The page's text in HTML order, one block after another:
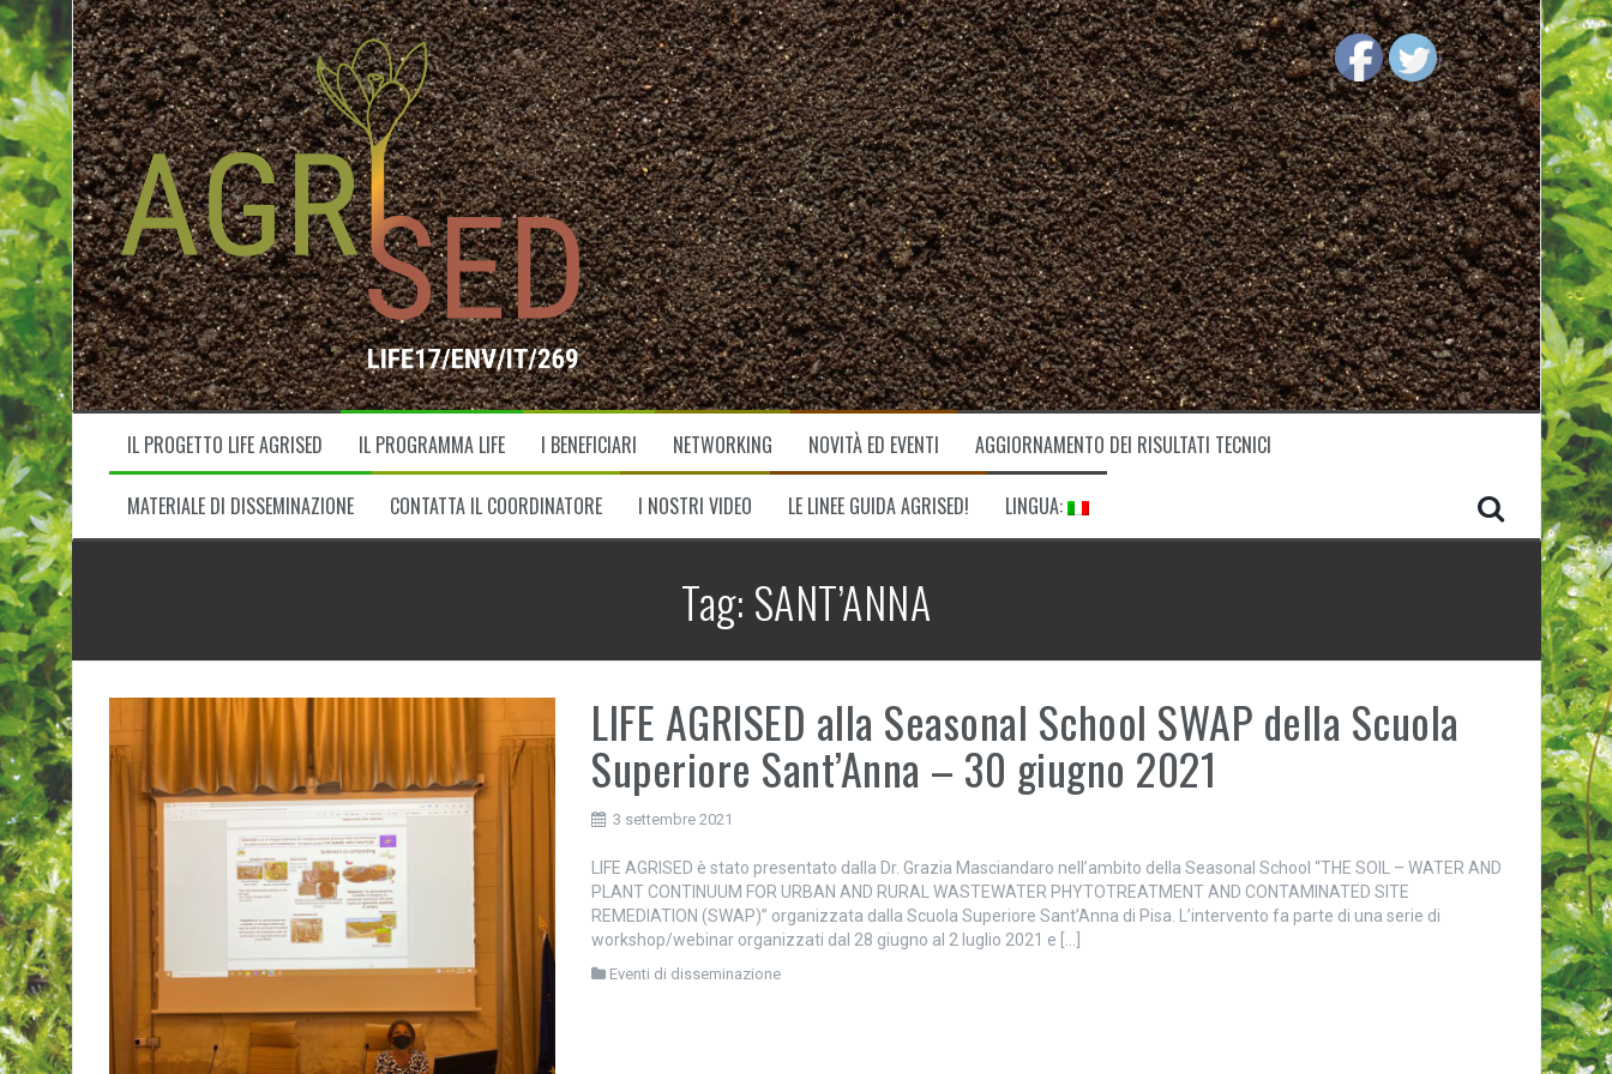
V
a
i
a
l
c
o
n
t
e
n
u
t
o
IL PROGETTO LIFE AGRISED IL PROGRAMMA LIFE I BENEFICIARI NETWORKING NOVITÀ ED EVENTI AGGIORNAMENTO DEI RISULTATI TECNICI
MATERIALE DI DISSEMINAZIONE CONTATTA IL COORDINATORE I NOSTRI VIDEO LE LINEE GUIDA AGRISED! LINGUA:
Tag: SANT’ANNA
LIFE AGRISED alla Seasonal School SWAP della Scuola
Superiore Sant’Anna – 30 giugno 2021
3 settembre 2021
LIFE AGRISED è stato presentato dalla Dr. Grazia Masciandaro nell’ambito della Seasonal School “THE SOIL – WATER AND
PLANT CONTINUUM FOR URBAN AND RURAL WASTEWATER PHYTOTREATMENT AND CONTAMINATED SITE
REMEDIATION (SWAP)” organizzata dalla Scuola Superiore Sant’Anna di Pisa. L’intervento fa parte di una serie di
workshop/webinar organizzati dal 28 giugno al 2 luglio 2021 e […]
Eventi di disseminazione